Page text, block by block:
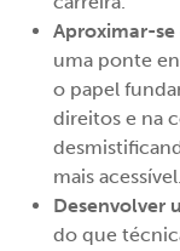
Aproximar-
uma ponte
o papel
direitos e na
mais acessível.
Desenvolver
do que